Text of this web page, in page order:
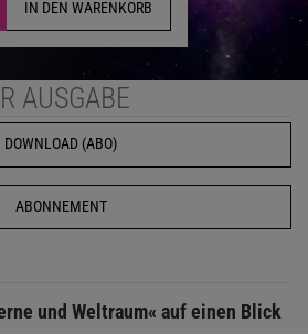
IN DEN WARENKORB
AUSGABE
DOWNLOAD (ABO)
ABONNEMENT
und Weltraum« auf einen Blick